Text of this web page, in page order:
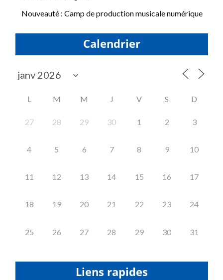
Nouveauté : Camp de production musicale numérique
Calendrier
L M M J V S D
27 28 29 30 1 2 3
4 5 6 7 8 9 10
11 12 13 14 15 16 17
18 19 20 21 22 23 24
25 26 27 28 29 30 31
Liens rapides